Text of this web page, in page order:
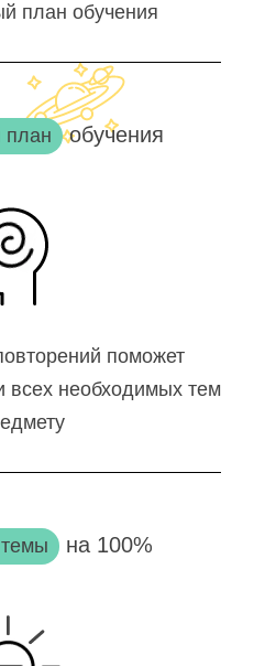
план обучения
план обучения
поможет
всех необходимых тем
на 100%